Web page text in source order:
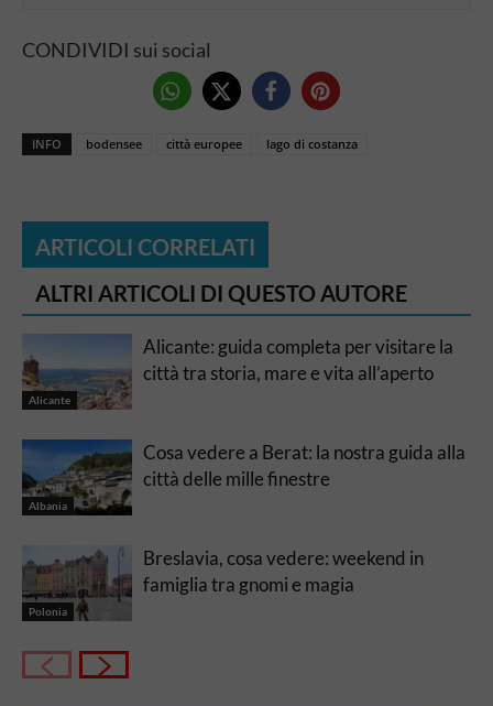
CONDIVIDI sui social
INFO bodensee città europee lago di costanza
ARTICOLI CORRELATI
ALTRI ARTICOLI DI QUESTO AUTORE
Alicante
Alicante: guida completa per visitare la
città tra storia, mare e vita all’aperto
Albania
Cosa vedere a Berat: la nostra guida alla
città delle mille finestre
Polonia
Breslavia, cosa vedere: weekend in
famiglia tra gnomi e magia